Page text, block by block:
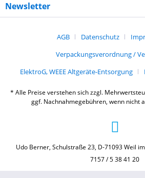
Newsletter
AGB Datenschutz
Verpackungsverordnung /
ElektroG, WEEE Altgeräte-Entsorgung
* Alle Preise verstehen sich zzgl.
ggf. Nachnahmegebühren, wenn nicht
Udo Berner, Schulstraße 23, D-71093 Weil
7157 / 5 38 41 20